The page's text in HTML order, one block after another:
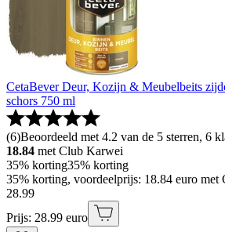
CetaBever Deur, Kozijn & Meubelbeits
schors 750 ml
(6)Beoordeeld met 4.2 van de 5 sterren, 6
18.84 met Club Karwei
35% korting35% korting
35% korting, voordeelprijs: 18.84 euro met
28.99
Prijs: 28.99 euro